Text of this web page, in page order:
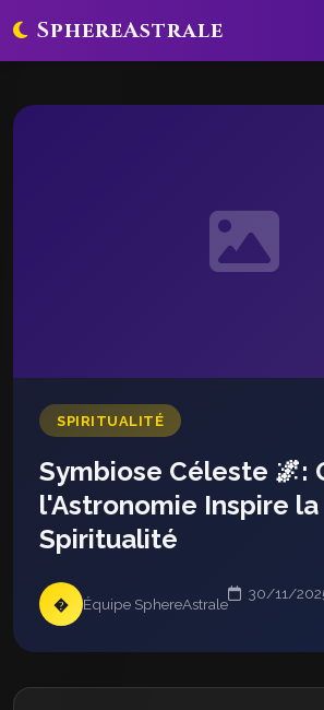
SphereAstrale
SPIRITUALITÉ
Symbiose Céleste 🌌:
l'Astronomie Inspire la
Spiritualité
� Équipe SphereAstrale
30/11/